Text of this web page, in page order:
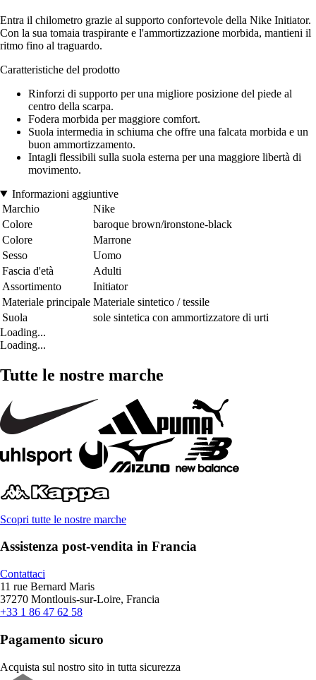
Entra il chilometro grazie al supporto confortevole della Nike Initiator.
Con la sua tomaia traspirante e l'ammortizzazione morbida, mantieni il
ritmo fino al traguardo.
Caratteristiche del prodotto
Rinforzi di supporto per una migliore posizione del piede al
centro della scarpa.
Fodera morbida per maggiore comfort.
Suola intermedia in schiuma che offre una falcata morbida e un
buon ammortizzamento.
Intagli flessibili sulla suola esterna per una maggiore libertà di
movimento.
Informazioni aggiuntive
Marchio
Nike
Colore
baroque brown/ironstone-black
Colore
Marrone
Sesso
Uomo
Fascia d'età
Adulti
Assortimento
Initiator
Materiale principale Materiale sintetico / tessile
Suola
sole sintetica con ammortizzatore di urti
Loading...
Loading...
Tutte le nostre marche
Scopri tutte le nostre marche
Assistenza post-vendita in Francia
Contattaci
11 rue Bernard Maris
37270 Montlouis-sur-Loire, Francia
+33 1 86 47 62 58
Pagamento sicuro
Acquista sul nostro sito in tutta sicurezza